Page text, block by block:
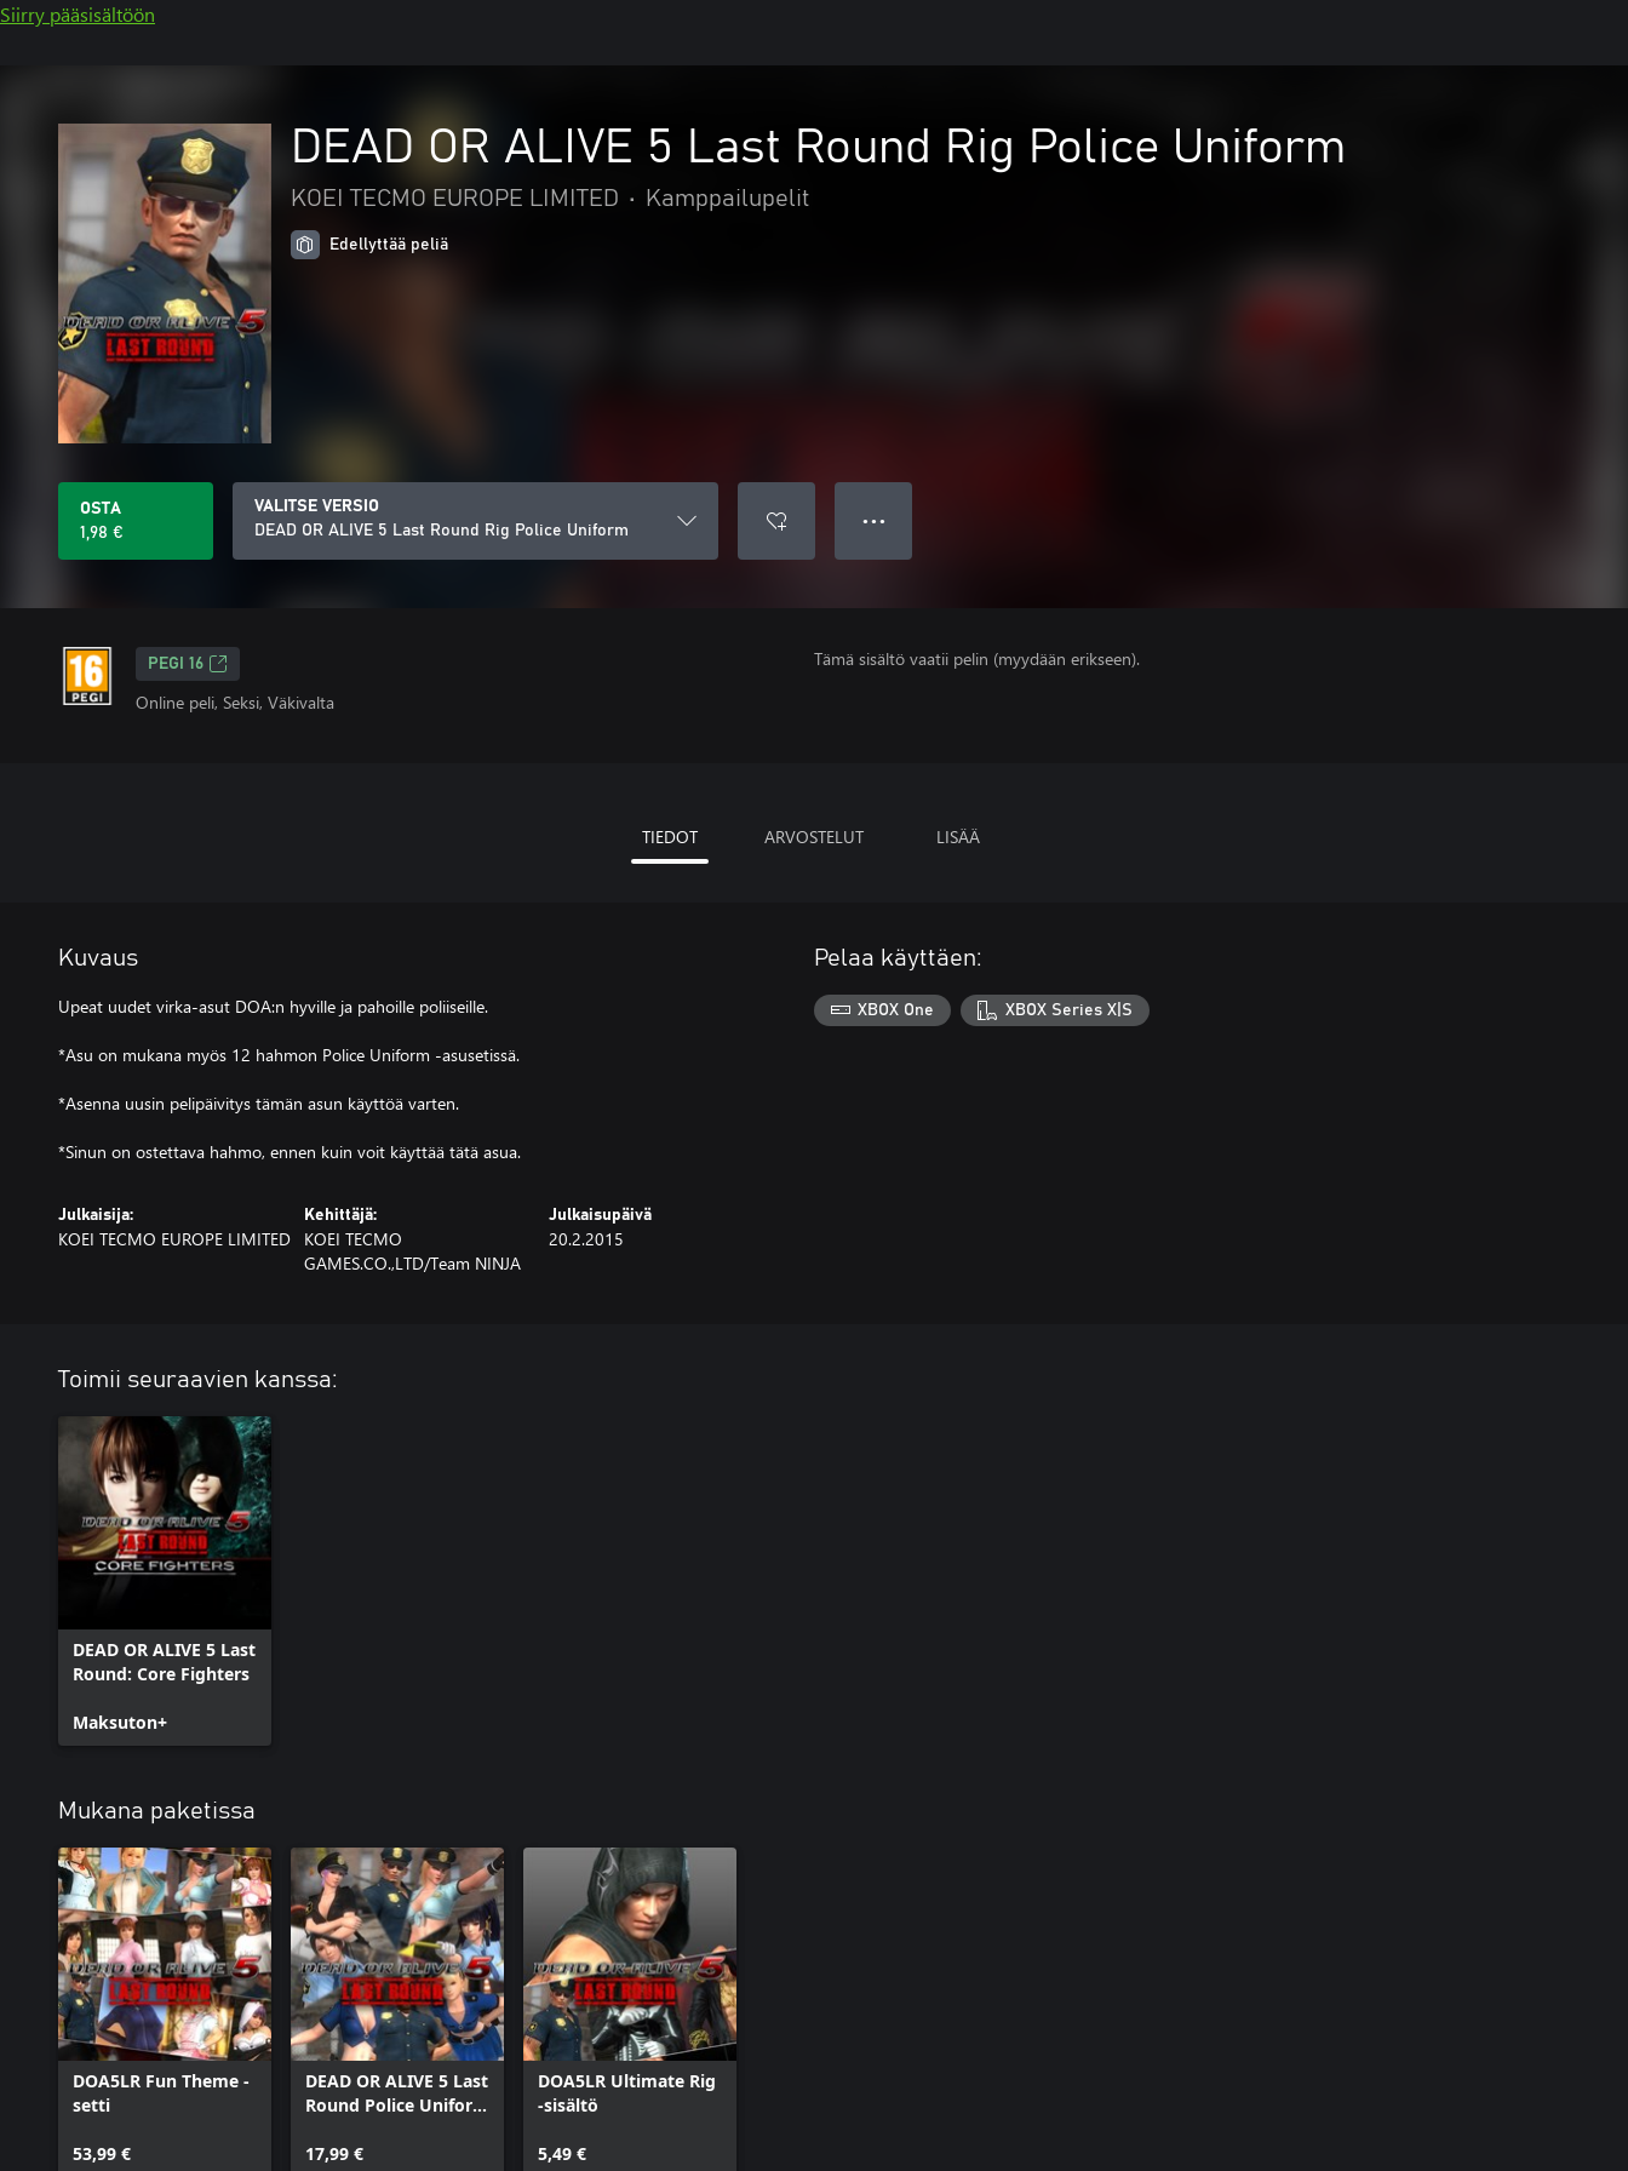
Siirry pääsisältöön
DEAD OR ALIVE 5 Last Round Rig Police Uniform
KOEI TECMO EUROPE LIMITED • Kamppailupelit
Edellyttää peliä
OSTA
1,98 €
VALITSE VERSIO
DEAD OR ALIVE 5 Last Round Rig Police Uniform
● ● ●
PEGI 16
Online peli, Seksi, Väkivalta
Tämä sisältö vaatii pelin (myydään erikseen).
TIEDOT ARVOSTELUT LISÄÄ
Kuvaus
Upeat uudet virka-asut DOA:n hyville ja pahoille poliiseille.
*Asu on mukana myös 12 hahmon Police Uniform -asusetissä.
*Asenna uusin pelipäivitys tämän asun käyttöä varten.
*Sinun on ostettava hahmo, ennen kuin voit käyttää tätä asua.
Julkaisija:
KOEI TECMO EUROPE LIMITED
Kehittäjä:
KOEI TECMO
GAMES.CO.,LTD/Team NINJA
Julkaisupäivä
20.2.2015
Pelaa käyttäen:
XBOX One XBOX Series X|S
Toimii seuraavien kanssa:
DEAD OR ALIVE 5 Last
Round: Core Fighters
Maksuton+
Mukana paketissa
DOA5LR Fun Theme -
setti
53,99 €
DEAD OR ALIVE 5 Last
Round Police Uniform
17,99 €
DOA5LR Ultimate Rig
-sisältö
5,49 €